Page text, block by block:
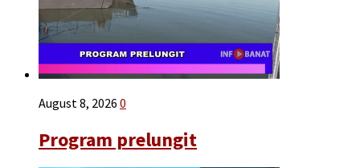
August 8, 2026 0
Program prelungit